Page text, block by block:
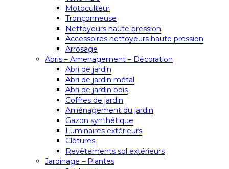
Motoculteur
Tronçonneuse
Nettoyeurs haute pression
Accessoires nettoyeurs haute pression
Arrosage
Abris – Amenagement – Décoration
Abri de jardin
Abri de jardin métal
Abri de jardin bois
Coffres de jardin
Aménagement du jardin
Gazon synthétique
Luminaires extérieurs
Clôtures
Revêtements sol extérieurs
Jardinage – Plantes